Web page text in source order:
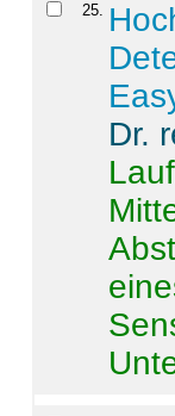
25.
Dr.